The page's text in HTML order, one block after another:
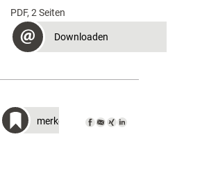
PDF, 2 Seiten
Downloaden
merken